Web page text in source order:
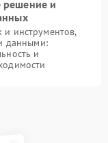
и
инструментов,
данными:
и